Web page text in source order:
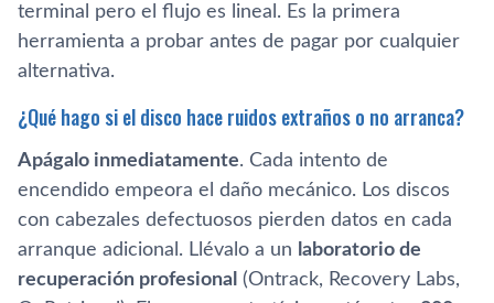
terminal pero el flujo es lineal. Es la primera
herramienta a probar antes de pagar por cualquier
alternativa.
¿Qué hago si el disco hace ruidos extraños o no arranca?
Apágalo inmediatamente. Cada intento de
encendido empeora el daño mecánico. Los discos
con cabezales defectuosos pierden datos en cada
arranque adicional. Llévalo a un laboratorio de
recuperación profesional (Ontrack, Recovery Labs,